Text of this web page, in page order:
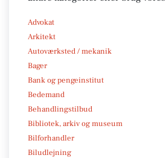
Advokat
Arkitekt
Autoværksted / mekanik
Bager
Bank og pengeinstitut
Bedemand
Behandlingstilbud
Bibliotek, arkiv og museum
Bilforhandler
Biludlejning